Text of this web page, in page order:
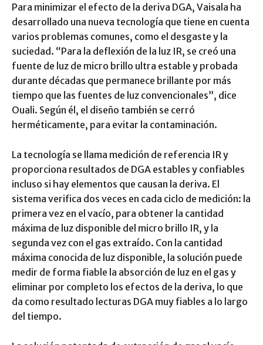
Para minimizar el efecto de la deriva DGA, Vaisala ha
desarrollado una nueva tecnología que tiene en cuenta
varios problemas comunes, como el desgaste y la
suciedad. “Para la deflexión de la luz IR, se creó una
fuente de luz de micro brillo ultra estable y probada
durante décadas que permanece brillante por más
tiempo que las fuentes de luz convencionales”, dice
Ouali. Según él, el diseño también se cerró
herméticamente, para evitar la contaminación.
La tecnología se llama medición de referencia IR y
proporciona resultados de DGA estables y confiables
incluso si hay elementos que causan la deriva. El
sistema verifica dos veces en cada ciclo de medición: la
primera vez en el vacío, para obtener la cantidad
máxima de luz disponible del micro brillo IR, y la
segunda vez con el gas extraído. Con la cantidad
máxima conocida de luz disponible, la solución puede
medir de forma fiable la absorción de luz en el gas y
eliminar por completo los efectos de la deriva, lo que
da como resultado lecturas DGA muy fiables a lo largo
del tiempo.